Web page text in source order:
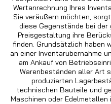
Wertanrechnung Ihres
Sie veräußern möchten,
diese Gegenstände bei der
Preisgestaltung ihre
finden. Grundsätzlich haben
an einer Inventarübernahme
am Ankauf von
Warenbeständen aller Art
produzierten
technischen Bauteile und
Maschinen oder